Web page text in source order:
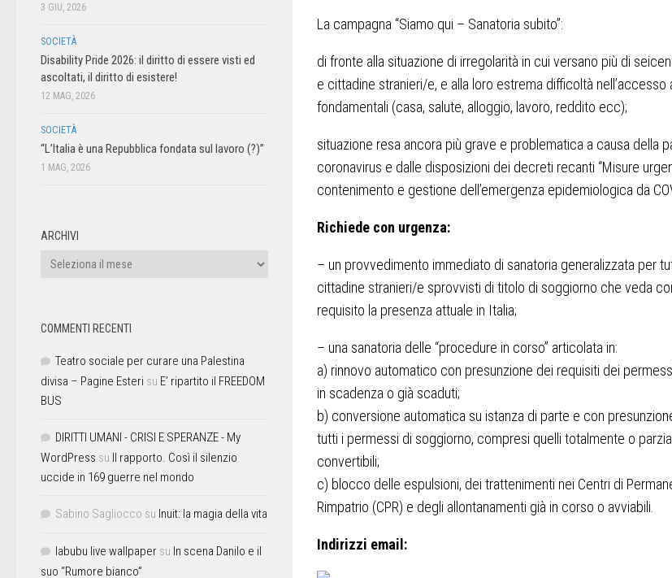
La campagna “Siamo qui – Sanatoria subito”:
di fronte alla situazione di irregolarità in cui versano più di
e cittadine stranieri/e, e alla loro estrema difficoltà nell’accesso
fondamentali (casa, salute, alloggio, lavoro, reddito ecc);
situazione resa ancora più grave e problematica a causa della
coronavirus e dalle disposizioni dei decreti recanti “Misure
contenimento e gestione dell’emergenza epidemiologica da
Richiede con urgenza:
– un provvedimento immediato di sanatoria generalizzata per
cittadine stranieri/e sprovvisti di titolo di soggiorno che veda
requisito la presenza attuale in Italia;
– una sanatoria delle “procedure in corso” articolata in:
a) rinnovo automatico con presunzione dei requisiti dei
in scadenza o già scaduti;
b) conversione automatica su istanza di parte e con
tutti i permessi di soggiorno, compresi quelli totalmente o
convertibili;
c) blocco delle espulsioni, dei trattenimenti nei Centri di
Rimpatrio (CPR) e degli allontanamenti già in corso o avviabili.
Indirizzi email:
3 GIU, 2026
SOCIETÀ
Disability Pride 2026: il diritto di essere visti ed
ascoltati, il diritto di esistere!
12 MAG, 2026
SOCIETÀ
“L’Italia è una Repubblica fondata sul lavoro (?)”
1 MAG, 2026
ARCHIVI
COMMENTI RECENTI
Teatro sociale per curare una Palestina
divisa – Pagine Esteri su E’ ripartito il FREEDOM
BUS
DIRITTI UMANI - CRISI E SPERANZE - My
WordPress su Il rapporto. Così il silenzio
uccide in 169 guerre nel mondo
Sabino Sagliocco su Inuit: la magia della vita
labubu live wallpaper su In scena Danilo e il
suo “Rumore bianco”